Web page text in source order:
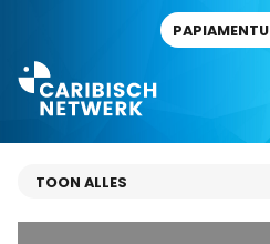
PAPIAMENTU